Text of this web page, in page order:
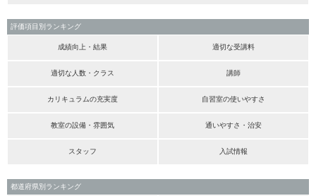
評価項目別ランキング
成績向上・結果 適切な受講料
適切な人数・クラス 講師
カリキュラムの充実度 自習室の使いやすさ
教室の設備・雰囲気 通いやすさ・治安
スタッフ 入試情報
都道府県別ランキング